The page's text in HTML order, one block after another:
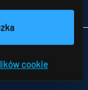
cookie